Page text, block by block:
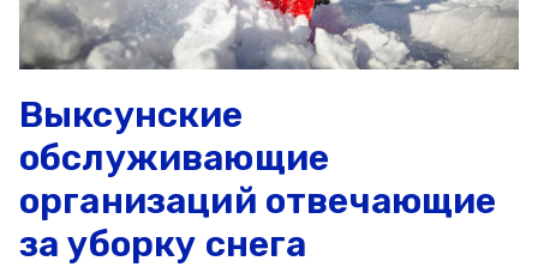
Выксунские
обслуживающие
организаций отвечающие
за уборку снега